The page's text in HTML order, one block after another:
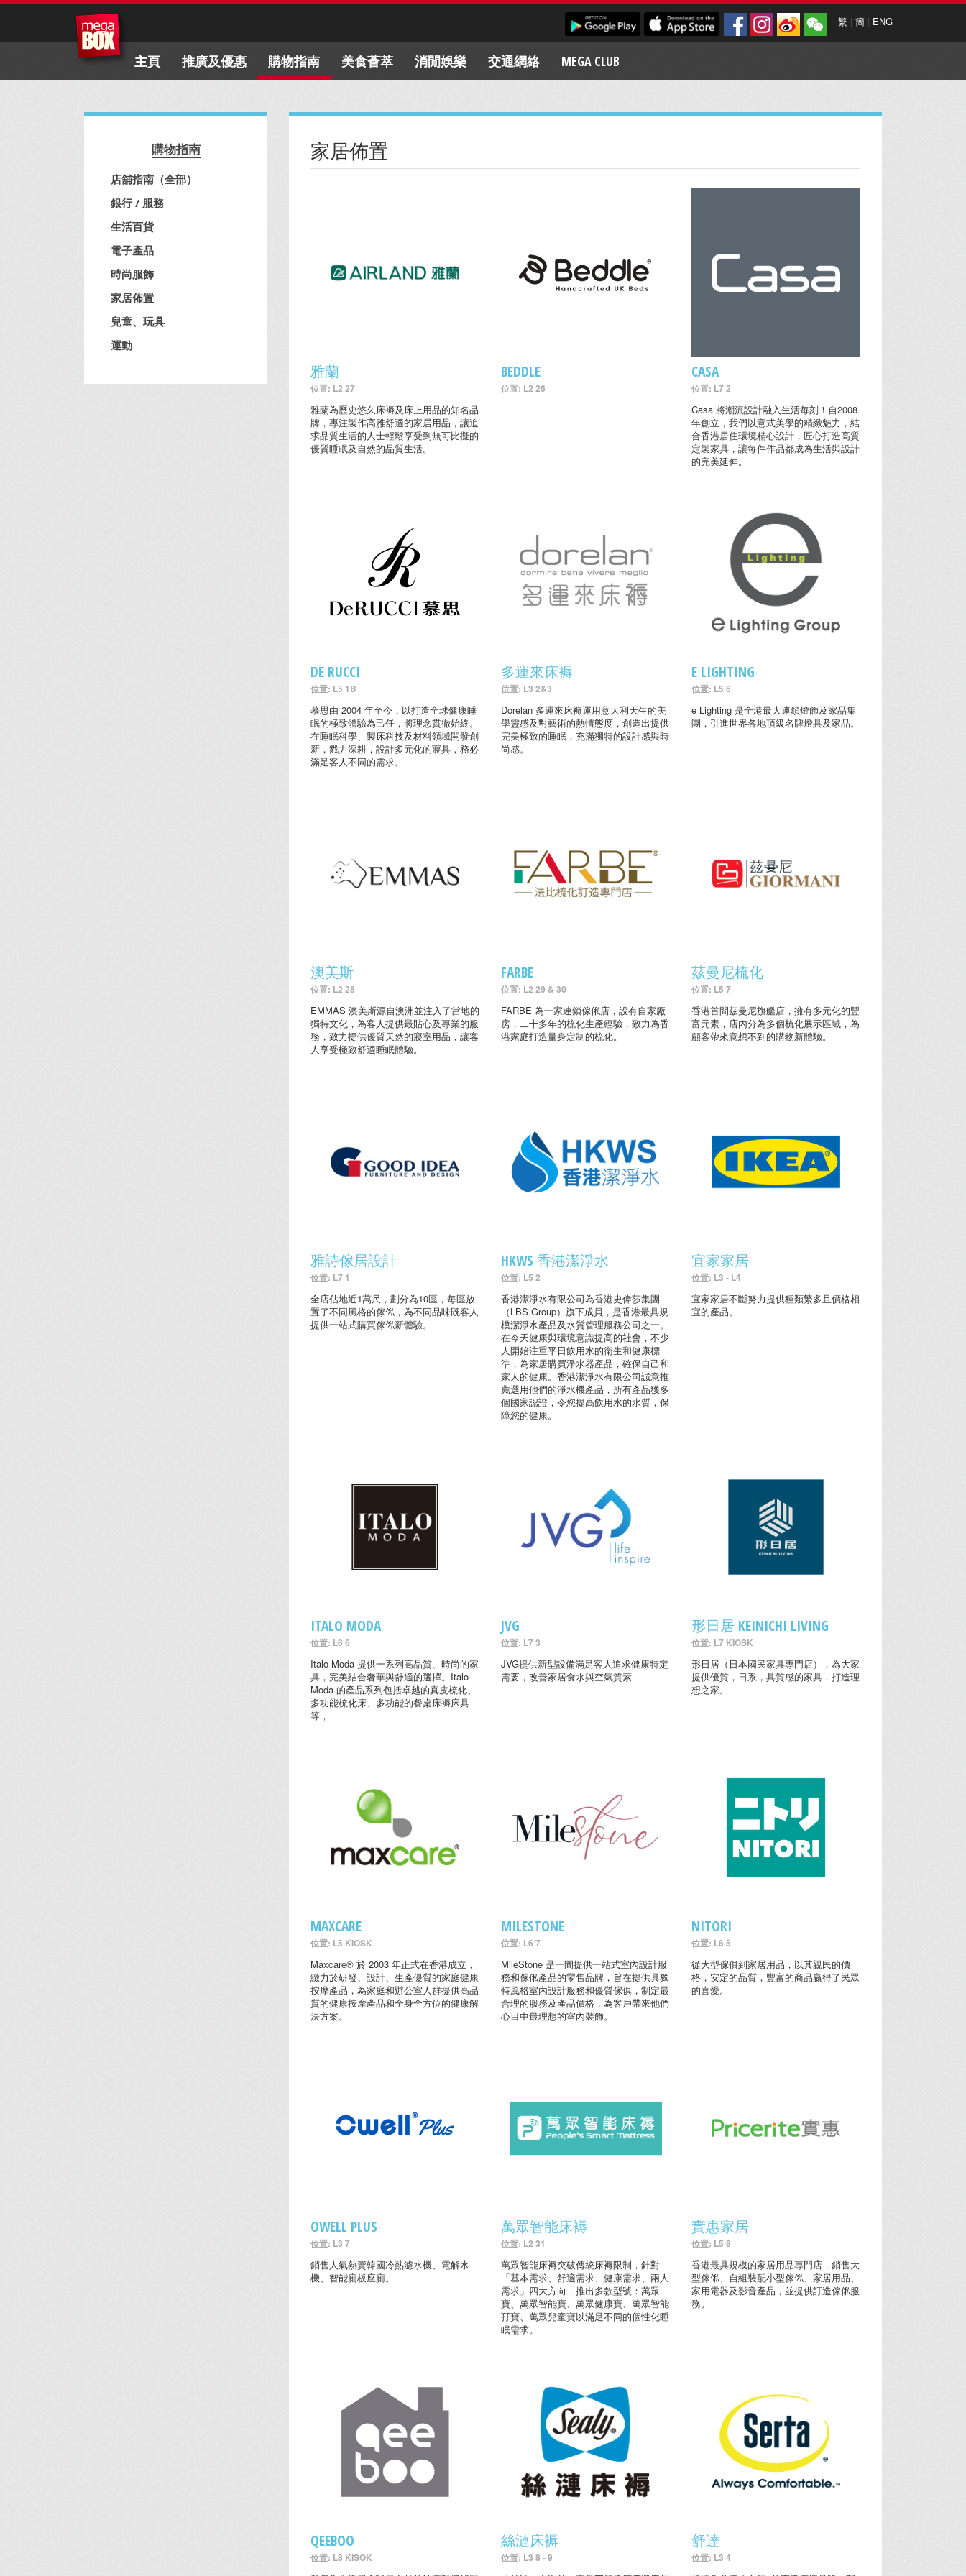
繁 | 簡 | ENG
主頁 推廣及優惠 購物指南 美食薈萃 消閒娛樂 交通網絡 MEGA CLUB
購物指南
店舖指南（全部）
銀行 / 服務
生活百貨
電子產品
時尚服飾
家居佈置
兒童、玩具
運動
家居佈置
雅蘭
位置: L2 27
雅蘭為歷史悠久床褥及床上用品的知名品
牌，專注製作高雅舒適的家居用品，讓追
求品質生活的人士輕鬆享受到無可比擬的
優質睡眠及自然的品質生活。
BEDDLE
位置: L2 26
CASA
位置: L7 2
Casa 將潮流設計融入生活每刻！自2008
年創立，我們以意式美學的精緻魅力，結
合香港居住環境精心設計，匠心打造高質
定製家具，讓每件作品都成為生活與設計
的完美延伸。
DE RUCCI
位置: L5 1B
慕思由 2004 年至今，以打造全球健康睡
眠的極致體驗為己任，將理念貫徹始終。
在睡眠科學、製床科技及材料領域開發創
新，戮力深耕，設計多元化的寢具，務必
滿足客人不同的需求。
多運來床褥
位置: L3 2&3
Dorelan 多運來床褥運用意大利天生的美
學靈感及對藝術的熱情態度，創造出提供
完美極致的睡眠，充滿獨特的設計感與時
尚感。
E LIGHTING
位置: L5 6
e Lighting 是全港最大連鎖燈飾及家品集
團，引進世界各地頂級名牌燈具及家品。
澳美斯
位置: L2 28
EMMAS 澳美斯源自澳洲並注入了當地的
獨特文化，為客人提供最貼心及專業的服
務，致力提供優質天然的寢室用品，讓客
人享受極致舒適睡眠體驗。
FARBE
位置: L2 29 & 30
FARBE 為一家連鎖傢俬店，設有自家廠
房，二十多年的梳化生產經驗，致力為香
港家庭打造量身定制的梳化。
茲曼尼梳化
位置: L5 7
香港首間茲曼尼旗艦店，擁有多元化的豐
富元素，店內分為多個梳化展示區域，為
顧客帶來意想不到的購物新體驗。
雅詩傢居設計
位置: L7 1
全店佔地近1萬尺，劃分為10區，每區放
置了不同風格的傢俬，為不同品味既客人
提供一站式購買傢俬新體驗。
HKWS 香港潔淨水
位置: L5 2
香港潔淨水有限公司為香港史偉莎集團
（LBS Group）旗下成員，是香港最具規
模潔淨水產品及水質管理服務公司之一。
在今天健康與環境意識提高的社會，不少
人開始注重平日飲用水的衛生和健康標
準，為家居購買淨水器產品，確保自己和
家人的健康。香港潔淨水有限公司誠意推
薦選用他們的淨水機產品，所有產品獲多
個國家認證，令您提高飲用水的水質，保
障您的健康。
宜家家居
位置: L3 - L4
宜家家居不斷努力提供種類繁多且價格相
宜的產品。
ITALO MODA
位置: L6 6
Italo Moda 提供一系列高品質、時尚的家
具，完美結合奢華與舒適的選擇。Italo
Moda 的產品系列包括卓越的真皮梳化、
多功能梳化床、多功能的餐桌床褥床具
等，
JVG
位置: L7 3
JVG提供新型設備滿足客人追求健康特定
需要，改善家居食水與空氣質素
形日居 KEINICHI LIVING
位置: L7 KIOSK
形日居（日本國民家具專門店），為大家
提供優質，日系，具質感的家具，打造理
想之家。
MAXCARE
位置: L5 KIOSK
Maxcare® 於 2003 年正式在香港成立，
緻力於研發、設計、生產優質的家庭健康
按摩產品，為家庭和辦公室人群提供高品
質的健康按摩產品和全身全方位的健康解
決方案。
MILESTONE
位置: L6 7
MileStone 是一間提供一站式室內設計服
務和傢俬產品的零售品牌，旨在提供具獨
特風格室內設計服務和優質傢俱，制定最
合理的服務及產品價格，為客戶帶來他們
心目中最理想的室內裝飾。
NITORI
位置: L6 5
從大型傢俱到家居用品，以其親民的價
格，安定的品質，豐富的商品贏得了民眾
的喜愛。
OWELL PLUS
位置: L3 7
銷售人氣熱賣韓國冷熱濾水機、電解水
機、智能廁板座廁。
萬眾智能床褥
位置: L2 31
萬眾智能床褥突破傳統床褥限制，針對
「基本需求、舒適需求、健康需求、兩人
需求」四大方向，推出多款型號：萬眾
寶、萬眾智能寶、萬眾健康寶、萬眾智能
孖寶、萬眾兒童寶以滿足不同的個性化睡
眠需求。
實惠家居
位置: L5 8
香港最具規模的家居用品專門店，銷售大
型傢俬、自組裝配小型傢俬、家居用品、
家用電器及影音產品，並提供訂造傢俬服
務。
QEEBOO
位置: L8 KISOK
絲漣床褥
位置: L3 8 - 9
舒達
位置: L3 4